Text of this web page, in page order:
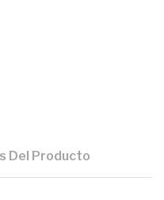
Del Producto